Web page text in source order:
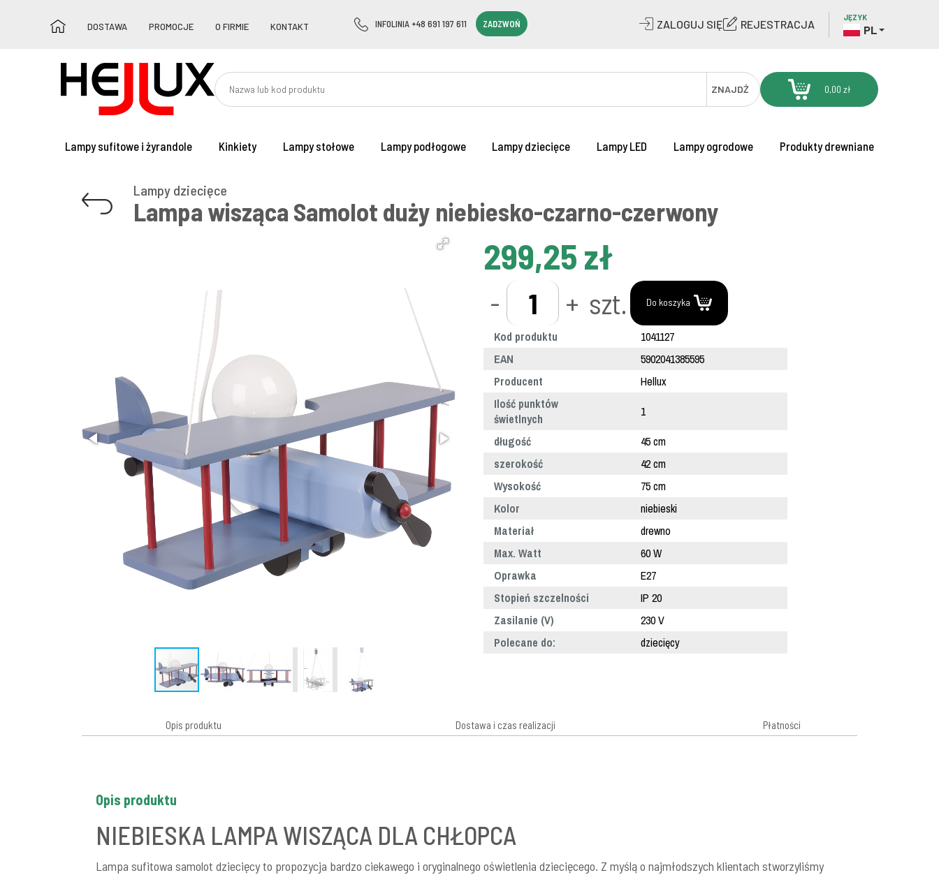
DOSTAWA PROMOCJE O FIRMIE KONTAKT INFOLINIA +48 691 197 611 ZADZWOŃ ZALOGUJ SIĘ REJESTRACJA
JĘZYK
PL
ZNAJDŹ 0,00 zł
Lampy sufitowe i żyrandole Kinkiety Lampy stołowe Lampy podłogowe Lampy dziecięce Lampy LED Lampy ogrodowe Produkty drewniane
Lampy dziecięce
Lampa wisząca Samolot duży niebiesko-czarno-czerwony
299,25 zł
- + szt. Do koszyka
Kod produktu
1041127
EAN
5902041385595
Producent
Hellux
Ilość punktów
świetlnych
1
długość
45 cm
szerokość
42 cm
Wysokość
75 cm
Kolor
niebieski
Materiał
drewno
Max. Watt
60 W
Oprawka
E27
Stopień szczelności
IP 20
Zasilanie (V)
230 V
Polecane do:
dziecięcy
Opis produktu Dostawa i czas realizacji Płatności
Opis produktu
NIEBIESKA LAMPA WISZĄCA DLA CHŁOPCA
Lampa sufitowa samolot dziecięcy to propozycja bardzo ciekawego i oryginalnego oświetlenia dziecięcego. Z myślą o najmłodszych klientach stworzyliśmy